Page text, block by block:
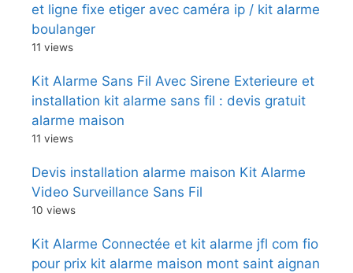
et ligne fixe etiger avec caméra ip / kit alarme
boulanger
11 views
Kit Alarme Sans Fil Avec Sirene Exterieure et
installation kit alarme sans fil : devis gratuit
alarme maison
11 views
Devis installation alarme maison Kit Alarme
Video Surveillance Sans Fil
10 views
Kit Alarme Connectée et kit alarme jfl com fio
pour prix kit alarme maison mont saint aignan